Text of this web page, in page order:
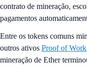
contrato de mineração,
pagamentos
Entre os tokens comuns
outros ativos Proof of Work
mineração de Ether